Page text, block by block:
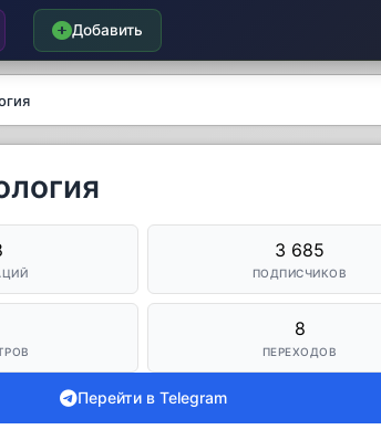
Добавить
3 685
ПОДПИСЧИКОВ
8
ПЕРЕХОДОВ
Перейти в Telegram